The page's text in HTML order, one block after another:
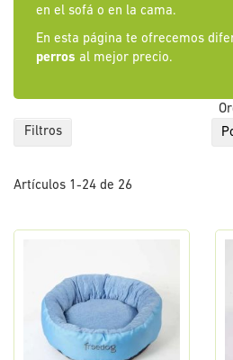
en el sofá o en la cama.
En esta página te ofrecemos
perros al mejor precio.
Artículos 1 -24 de 26
Filtros